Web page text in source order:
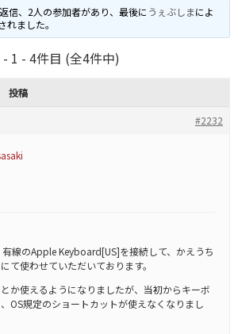
信、2人の参加者があり、最後に うぇぶしまによ
れました。
1 - 4件目 (全4件中)
投稿
#2232
線のApple Keyboard[US]を接続して、かえうち
て使わせていただいております。
か使えるようになりましたが、当初からキーボ
OS規定のショートカットが使えなくなりまし